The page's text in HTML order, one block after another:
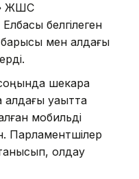
ЖШС
белгілеген
мен алдағы
шекара
уақытта
мобильді
Парламентшілер
қолдау